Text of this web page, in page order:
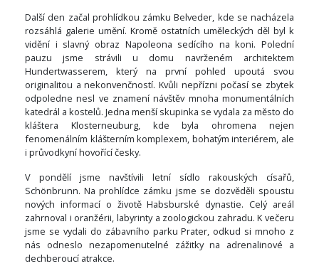
Další den začal prohlídkou zámku Belveder, kde se nacházela
rozsáhlá galerie umění. Kromě ostatních uměleckých děl byl k
vidění i slavný obraz Napoleona sedícího na koni. Polední
pauzu jsme strávili u domu navrženém architektem
Hundertwasserem, který na první pohled upoutá svou
originalitou a nekonvenčností. Kvůli nepřízni počasí se zbytek
odpoledne nesl ve znamení návštěv mnoha monumentálních
katedrál a kostelů. Jedna menší skupinka se vydala za město do
kláštera Klosterneuburg, kde byla ohromena nejen
fenomenálním klášterním komplexem, bohatým interiérem, ale
i průvodkyní hovořící česky.
V pondělí jsme navštívili letní sídlo rakouských císařů,
Schönbrunn. Na prohlídce zámku jsme se dozvěděli spoustu
nových informací o životě Habsburské dynastie. Celý areál
zahrnoval i oranžérii, labyrinty a zoologickou zahradu. K večeru
jsme se vydali do zábavního parku Prater, odkud si mnoho z
nás odneslo nezapomenutelné zážitky na adrenalinové a
dechberoucí atrakce.